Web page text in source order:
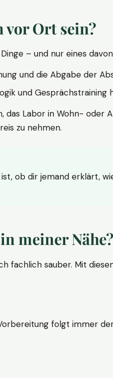
vor Ort sein?
– und nur eines
und die Abgabe der
und Gesprächstraining
Labor in Wohn-
zu nehmen.
ob dir jemand erklärt,
meiner Nähe?
fachlich sauber. Mit
folgt immer